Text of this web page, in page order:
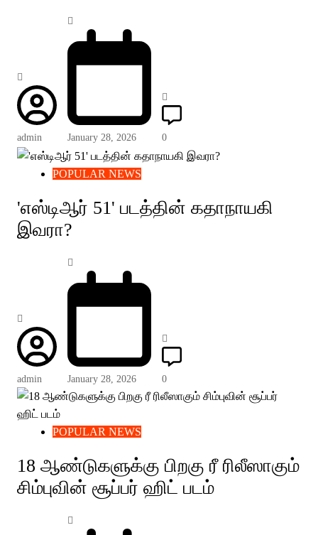
admin January 28, 2026 0
POPULAR NEWS
'எஸ்டிஆர் 51' படத்தின் கதாநாயகி
இவரா?
admin January 28, 2026 0
POPULAR NEWS
18 ஆண்டுகளுக்கு பிறகு ரீ ரிலீஸாகும்
சிம்புவின் சூப்பர் ஹிட் படம்